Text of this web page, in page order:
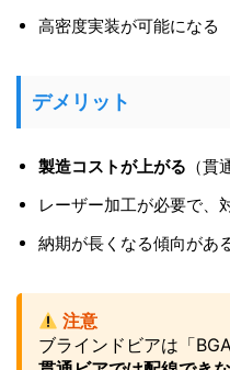
高密度実装が可能になる
デメリット
製造コストが上がる （貫
レーザー加工が必要で、
納期が長くなる傾向があ
注意
ブラインドビアは「